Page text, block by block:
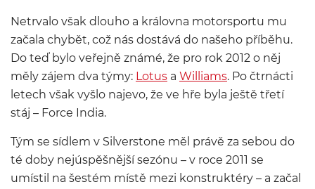
Netrvalo však dlouho a královna motorsportu mu
začala chybět, což nás dostává do našeho příběhu.
Do teď bylo veřejně známé, že pro rok 2012 o něj
měly zájem dva týmy: Lotus a Williams. Po čtrnácti
letech však vyšlo najevo, že ve hře byla ještě třetí
stáj – Force India.
Tým se sídlem v Silverstone měl právě za sebou do
té doby nejúspěšnější sezónu – v roce 2011 se
umístil na šestém místě mezi konstruktéry – a začal